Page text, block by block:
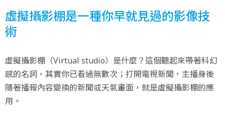
虛擬攝影棚是一種你早就見過的影像技
術
虛擬攝影棚（Virtual studio）是什麼？這個聽起來帶著科幻
感的名詞，其實你已看過無數次；打開電視新聞，主播身後
隨著播報內容變換的新聞或天氣畫面，就是虛擬攝影棚的應
用。